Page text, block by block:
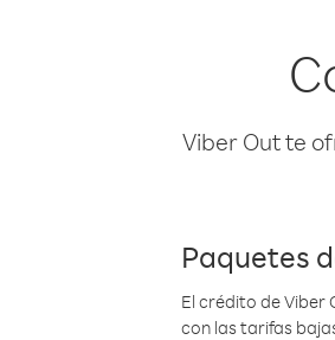
Viber Out te
Paquetes
El crédito de Viber
con las tarifas